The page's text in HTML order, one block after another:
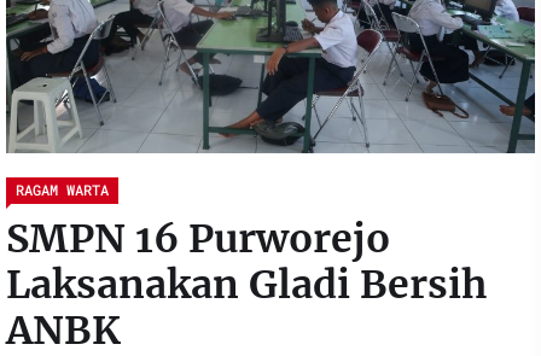
RAGAM WARTA
SMPN 16 Purworejo
Laksanakan Gladi Bersih
ANBK